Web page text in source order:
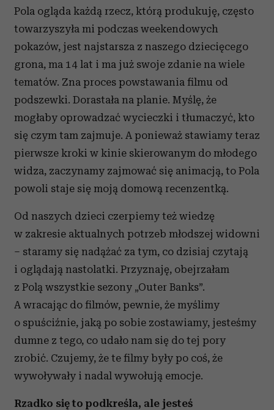
Pola ogląda każdą rzecz, którą produkuję, często
towarzyszyła mi podczas weekendowych
pokazów, jest najstarsza z naszego dziecięcego
grona, ma 14 lat i ma już swoje zdanie na wiele
tematów. Zna proces powstawania filmu od
podszewki. Dorastała na planie. Myślę, że
mogłaby oprowadzać wycieczki i tłumaczyć, kto
się czym tam zajmuje. A ponieważ stawiamy teraz
pierwsze kroki w kinie skierowanym do młodego
widza, zaczynamy zajmować się animacją, to Pola
powoli staje się moją domową recenzentką.
Od naszych dzieci czerpiemy też wiedzę
w zakresie aktualnych potrzeb młodszej widowni
– staramy się nadążać za tym, co dzisiaj czytają
i oglądają nastolatki. Przyznaję, obejrzałam
z Polą wszystkie sezony „Outer Banks”.
A wracając do filmów, pewnie, że myślimy
o spuściźnie, jaką po sobie zostawiamy, jesteśmy
dumne z tego, co udało nam się do tej pory
zrobić. Czujemy, że te filmy były po coś, że
wywoływały i nadal wywołują emocje.
Rzadko się to podkreśla, ale jesteś